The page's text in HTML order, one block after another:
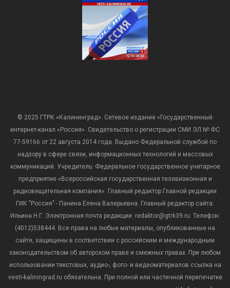
© 2025 ГТРК «Калининград». Сетевое издание «Государственный
интернет-канал «Россия». Свидетельство о регистрации СМИ ЭЛ № ФС
77-59166 от 22 августа 2014 года. Выдано Федеральной службой по
надзору в сфере связи, информационных технологий и массовых
коммуникаций. Учредитель: Федеральное государственное унитарное
предприятие «Всероссийская государственная телевизионная и
радиовещательная компания». Главный редактор Главной редакции
ГИК "Россия" - Панина Елена Валерьевна. Главный редактор сайта:
Ильина Н.Г. Электронная почта редакции: redaktor@gtrk39.ru. Телефон:
(4012)538444. Все права на любые материалы, опубликованные на
сайте, защищены в соответствии с российским и международным
законодательством об авторском праве и смежных правах. При любом
использовании текстовых, аудио-, фото- и видеоматериалов ссылка на
vesti-kaliningrad.ru обязательна. При полной или частичной перепечатке